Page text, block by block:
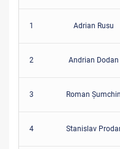
1 Adrian Rusu
2 Andrian Dodan
3 Roman Șumchin
4 Stanislav